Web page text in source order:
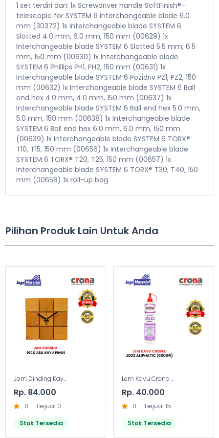
1 set terdiri dari: 1x Screwdriver handle SoftFinish®-
telescopic for SYSTEM 6 interchangeable blade 6.0
mm (30372) 1x Interchangeable blade SYSTEM 6
Slotted 4.0 mm, 6.0 mm, 150 mm (00629) 1x
Interchangeable blade SYSTEM 6 Slotted 5.5 mm, 6.5
mm, 150 mm (00630) 1x Interchangeable blade
SYSTEM 6 Phillips PH1, PH2, 150 mm (00631) 1x
Interchangeable blade SYSTEM 6 Pozidriv PZ1, PZ2, 150
mm (00632) 1x Interchangeable blade SYSTEM 6 Ball
end hex 4.0 mm, 4.0 mm, 150 mm (00637) 1x
Interchangeable blade SYSTEM 6 Ball end hex 5.0 mm,
5.0 mm, 150 mm (00638) 1x Interchangeable blade
SYSTEM 6 Ball end hex 6.0 mm, 6.0 mm, 150 mm
(00639) 1x Interchangeable blade SYSTEM 6 TORX®
T10, T15, 150 mm (00656) 1x Interchangeable blade
SYSTEM 6 TORX® T20, T25, 150 mm (00657) 1x
Interchangeable blade SYSTEM 6 TORX® T30, T40, 150
mm (00658) 1x roll-up bag
Pilihan Produk Lain Untuk Anda
Jam Dinding Kay...
Rp. 84.000
0 Terjual 0
Stok Tersedia
Lem Kayu Crona ...
Rp. 40.000
0 Terjual 15
Stok Tersedia